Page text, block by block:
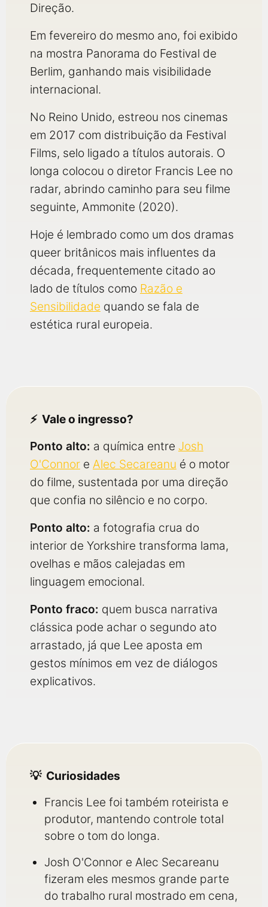
Direção.
Em fevereiro do mesmo ano, foi exibido
na mostra Panorama do Festival de
Berlim, ganhando mais visibilidade
internacional.
No Reino Unido, estreou nos cinemas
em 2017 com distribuição da Festival
Films, selo ligado a títulos autorais. O
longa colocou o diretor Francis Lee no
radar, abrindo caminho para seu filme
seguinte, Ammonite (2020).
Hoje é lembrado como um dos dramas
queer britânicos mais influentes da
década, frequentemente citado ao
lado de títulos como Razão e
Sensibilidade quando se fala de
estética rural europeia.
Vale o ingresso?
Ponto alto: a química entre Josh
O'Connor e Alec Secareanu é o motor
do filme, sustentada por uma direção
que confia no silêncio e no corpo.
Ponto alto: a fotografia crua do
interior de Yorkshire transforma lama,
ovelhas e mãos calejadas em
linguagem emocional.
Ponto fraco: quem busca narrativa
clássica pode achar o segundo ato
arrastado, já que Lee aposta em
gestos mínimos em vez de diálogos
explicativos.
Curiosidades
Francis Lee foi também roteirista e
produtor, mantendo controle total
sobre o tom do longa.
Josh O'Connor e Alec Secareanu
fizeram eles mesmos grande parte
do trabalho rural mostrado em cena,